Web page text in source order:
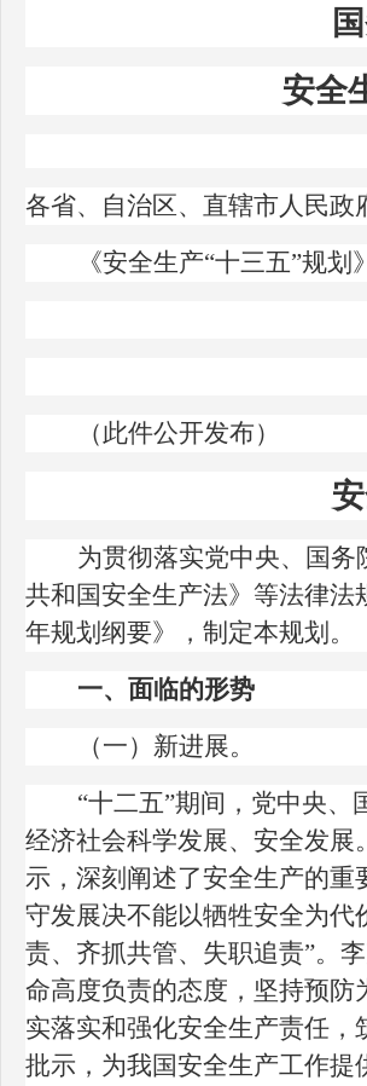
安全
各省、自治区、直辖市人民
《安全生产“十三五”规
（此件公开发布）
为贯彻落实党中央、国
共和国安全生产法》等法律
年规划纲要》，制定本规划。
一、面临的形势
（一）新进展。
“十二五”期间，党中央
经济社会科学发展、安全发
示，深刻阐述了安全生产的
守发展决不能以牺牲安全为代
责、齐抓共管、失职追责”。
命高度负责的态度，坚持预
实落实和强化安全生产责任
批示，为我国安全生产工作